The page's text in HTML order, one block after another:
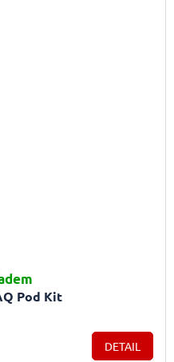
Pod Kit
DETAIL